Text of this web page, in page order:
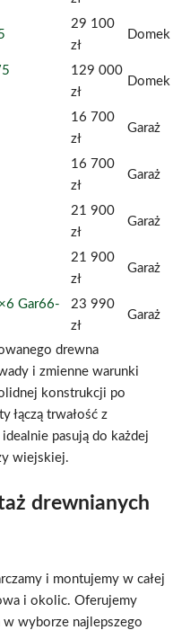
29 100
zł
Domek
129 000
zł
Domek
16 700
zł
Garaż
16 700
zł
Garaż
21 900
zł
Garaż
21 900
zł
Garaż
Gar66-
23 990
zł
Garaż
drewna
i zmienne warunki
konstrukcji po
łączą trwałość z
pasują do każdej
wiejskiej.
drewnianych
i montujemy w całej
i okolic. Oferujemy
wyborze najlepszego